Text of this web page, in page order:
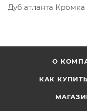
Дуб атланта Кромка
О
КАК КУПИТЬ